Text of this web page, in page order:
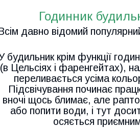
Годинник
давно відомий
будильник крім функції
(в Цельсіях і фаренгейтах),
переливається усіма
Підсвічування починає
вночі щось блимає, але
або попити води, і тут
осяється